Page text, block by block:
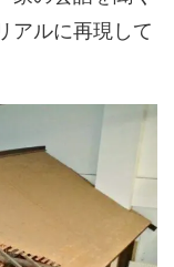
アルに再現して